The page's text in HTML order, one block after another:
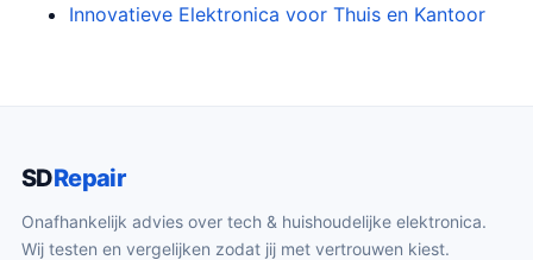
Innovatieve Elektronica voor Thuis en Kantoor
SDRepair
Onafhankelijk advies over tech & huishoudelijke elektronica.
Wij testen en vergelijken zodat jij met vertrouwen kiest.